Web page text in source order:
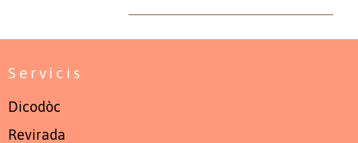
Servicis
Dicodòc
Revirada